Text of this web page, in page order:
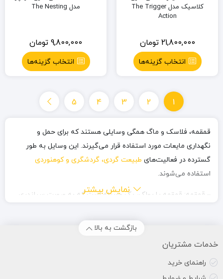
کلاسیک مدل The Trigger
Action
21,800,000 تومان
انتخاب گزینه‌ها
مدل The Nesting
9,800,000 تومان
انتخاب گزینه‌ها
1
2
3
4
5
قمقمه، فلاسک و ماگ همگی وسایلی هستند که برای حمل و
نگهداری مایعات مورد استفاده قرار می‌گیرند. این وسایل به طور
گسترده در فعالیت‌های طبیعت گردی، گردشگری و کوهنوردی
استفاده می‌شوند.
– قمقمه: قمقمه یا پولک، یک وسیله است که به صورت سیلندری
بسته کردن است. قمقمه‌ها از جنس مختلفی مانند فلز، پلاستیک،
مانند آب، نوشیدنی‌ها، عرقیات و سایر مایعات مناسب هستند.
قمقمه‌ها معمولاً دارای قلابی هستند که به کوله‌پشتی یا کمربند
نمایش بیشتر
بازگشت به بالا
خدمات مشتریان
راهنمای خرید